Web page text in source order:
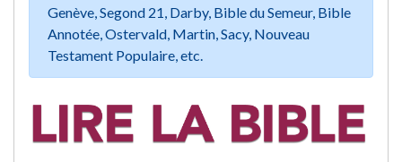
Genève, Segond 21, Darby, Bible du Semeur, Bible
Annotée, Ostervald, Martin, Sacy, Nouveau
Testament Populaire, etc.